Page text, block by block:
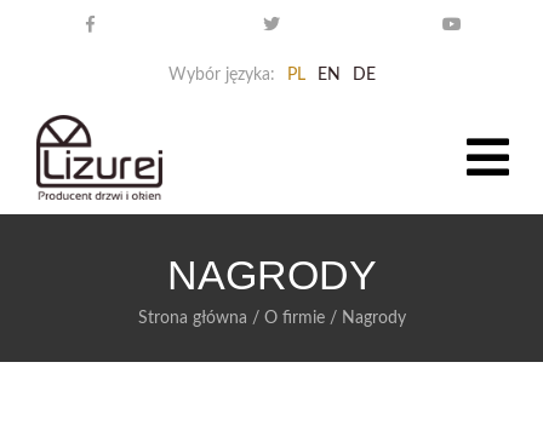
Wybór języka: PL EN DE
NAGRODY
Strona główna / O firmie/ Nagrody